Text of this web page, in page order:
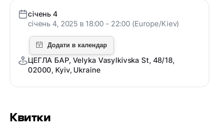
Квитки
січень 4
січень 4, 2025 в 18:00 - 22:00 (Europe/Kiev)
ЦЕГЛА БАР, Velyka Vasylkivska St, 48/18,
02000, Kyiv, Ukraine